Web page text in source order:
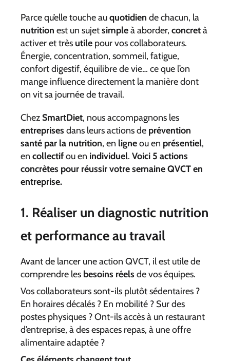
Parce qu’elle touche auquotidien de chacun, la
nutrition est un sujetsimpleà aborder, concretà
activer et très utile pour vos collaborateurs.
Énergie, concentration, sommeil, fatigue,
confort digestif, équilibre de vie… ce que l’on
mange influence directement la manière dont
on vit sa journée de travail.
Chez SmartDiet, nous accompagnons les
entreprises dans leurs actions de prévention
santé par la nutrition, en ligneou en présentiel,
en collectifou en individuel. Voici 5 actions
concrètes pour réussir votre semaine QVCT en
entreprise.
1. Réaliser un diagnostic nutrition
et performance au travail
Avant de lancer une action QVCT, il est utile de
comprendre les besoins réels de vos équipes.
Vos collaborateurs sont-ils plutôt sédentaires ?
En horaires décalés ? En mobilité ? Sur des
postes physiques ? Ont-ils accès à un restaurant
d’entreprise, à des espaces repas, à une offre
alimentaire adaptée ?